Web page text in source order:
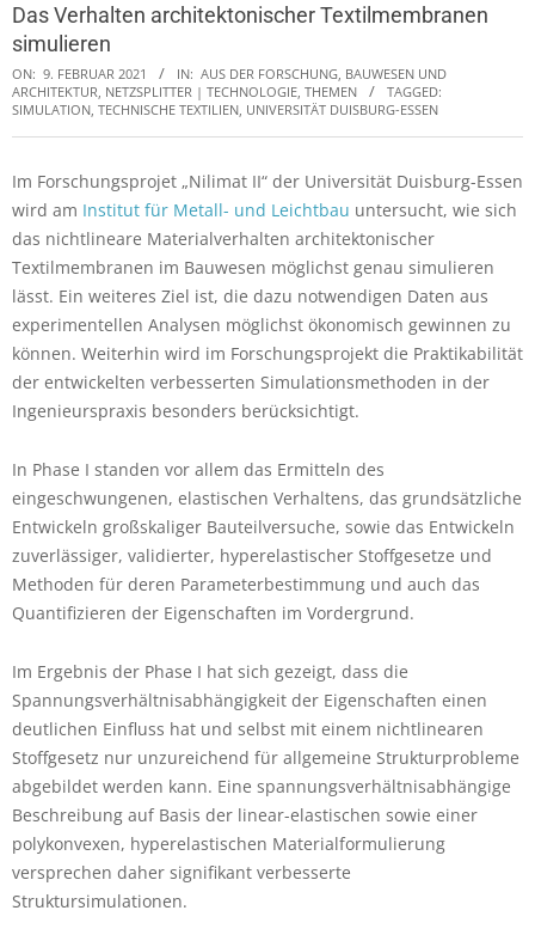
Das Verhalten architektonischer Textilmembranen
simulieren
ON: 9. FEBRUAR 2021 IN: AUS DER FORSCHUNG BAUWESEN UND
ARCHITEKTUR NETZSPLITTER | TECHNOLOGIE, THEMEN
TAGGED:
SIMULATION TECHNISCHE TEXTILIEN UNIVERSITÄT DUISBURG-ESSEN
Im Forschungsprojet „Nilimat II“ der Universität Duisburg-Essen
wird am Institut für Metall- und Leichtbau untersucht, wie sich
das nichtlineare Materialverhalten architektonischer
Textilmembranen im Bauwesen möglichst genau simulieren
lässt. Ein weiteres Ziel ist, die dazu notwendigen Daten aus
experimentellen Analysen möglichst ökonomisch gewinnen zu
können. Weiterhin wird im Forschungsprojekt die Praktikabilität
der entwickelten verbesserten Simulationsmethoden in der
Ingenieurspraxis besonders berücksichtigt.
In Phase I standen vor allem das Ermitteln des
eingeschwungenen, elastischen Verhaltens, das grundsätzliche
Entwickeln großskaliger Bauteilversuche, sowie das Entwickeln
zuverlässiger, validierter, hyperelastischer Stoffgesetze und
Methoden für deren Parameterbestimmung und auch das
Quantifizieren der Eigenschaften im Vordergrund.
Im Ergebnis der Phase I hat sich gezeigt, dass die
Spannungsverhältnisabhängigkeit der Eigenschaften einen
deutlichen Einfluss hat und selbst mit einem nichtlinearen
Stoffgesetz nur unzureichend für allgemeine Strukturprobleme
abgebildet werden kann. Eine spannungsverhältnisabhängige
Beschreibung auf Basis der linear-elastischen sowie einer
polykonvexen, hyperelastischen Materialformulierung
versprechen daher signifikant verbesserte
Struktursimulationen.